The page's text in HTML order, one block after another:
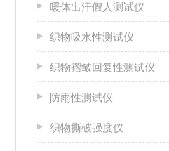
暖体出汗假人测试仪
织物吸水性测试仪
织物褶皱回复性测试仪
防雨性测试仪
织物撕破强度仪